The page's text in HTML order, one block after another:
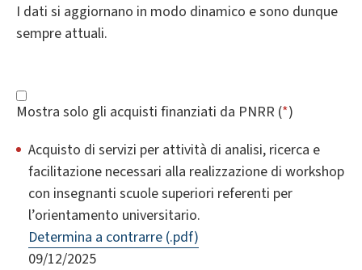
I dati si aggiornano in modo dinamico e sono dunque
sempre attuali.
Mostra solo gli acquisti finanziati da PNRR (*)
Acquisto di servizi per attività di analisi, ricerca e
facilitazione necessari alla realizzazione di workshop
con insegnanti scuole superiori referenti per
l’orientamento universitario.
Determina a contrarre (.pdf)
09/12/2025